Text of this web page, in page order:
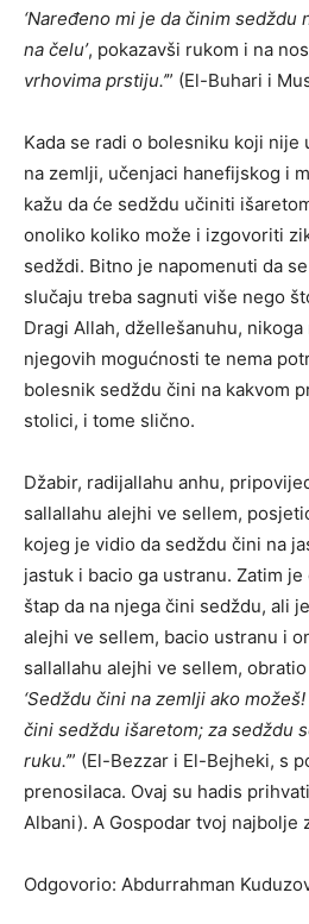
‘Naređeno mi je da činim sedždu
na čelu’, pokazavši rukom i na
vrhovima prstiju.’” (El-Buhari i
Kada se radi o bolesniku koji nije
na zemlji, učenjaci hanefijskog i
kažu da će sedždu učiniti
onoliko koliko može i izgovoriti
sedždi. Bitno je napomenuti da
slučaju treba sagnuti više nego
Dragi Allah, džellešanuhu,
njegovih mogućnosti te nema
bolesnik sedždu čini na kakvom
stolici, i tome slično.
Džabir, radijallahu anhu,
sallallahu alejhi ve sellem,
kojeg je vidio da sedždu čini na
jastuk i bacio ga ustranu. Zatim
štap da na njega čini sedždu, ali
alejhi ve sellem, bacio ustranu i
sallallahu alejhi ve sellem,
‘Sedždu čini na zemlji ako
čini sedždu išaretom; za sedždu
ruku.’” (El-Bezzar i El-Bejheki, s
prenosilaca. Ovaj su hadis
Albani). A Gospodar tvoj najbolje
Odgovorio: Abdurrahman